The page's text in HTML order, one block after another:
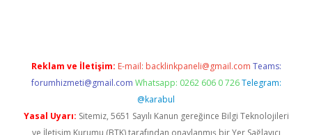
Reklam ve İletişim: E-mail: backlinkpaneli@gmail.com Teams:
forumhizmeti@gmail.com Whatsapp: 0262 606 0 726 Telegram:
@karabul
Yasal Uyarı: Sitemiz, 5651 Sayılı Kanun gereğince Bilgi Teknolojileri
ve İletişim Kurumu (BTK) tarafından onaylanmış bir Yer Sağlayıcı